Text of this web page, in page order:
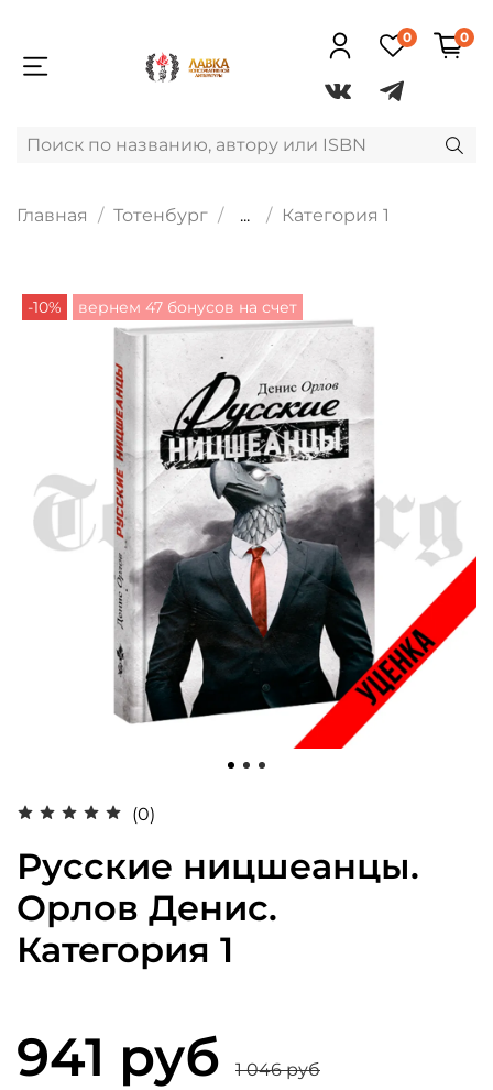
0 0
Главная Тотенбург ... Категория 1
-10% вернем 47 бонусов на счет
(0)
Русские ницшеанцы.
Орлов Денис.
Категория 1
941 руб 1 046 руб